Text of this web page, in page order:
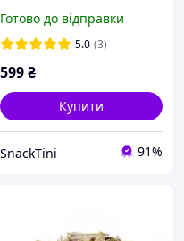
Готово до відправки
5.0 (3)
599₴
Купити
SnackTini 91%